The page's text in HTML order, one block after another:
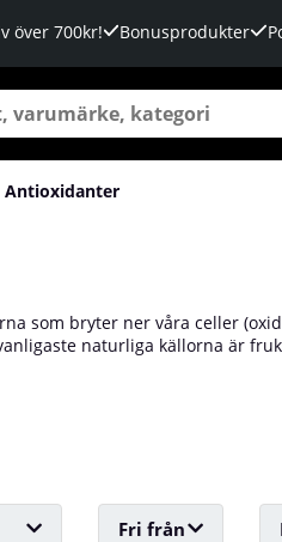
över 700kr! Bonusprodukter
Antioxidanter
som bryter ner våra celler
naturliga källorna är
dina antioxidanter hos oss på
Fri från